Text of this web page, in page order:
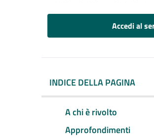
Accedi al
INDICE DELLA PAGINA
A chi è rivolto
Approfondimenti